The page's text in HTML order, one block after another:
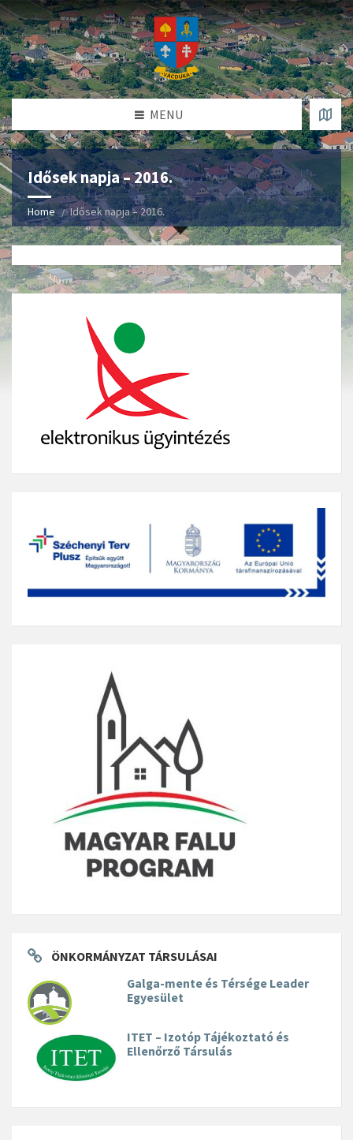
MENU
Idősek napja – 2016.
Home Idősek napja – 2016.
ÖNKORMÁNYZAT TÁRSULÁSAI
Galga-mente és Térsége Leader
Egyesület
ITET – Izotóp Tájékoztató és
Ellenőrző Társulás